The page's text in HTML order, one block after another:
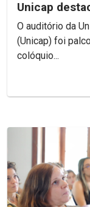
Unicap
Chibata nos...
O auditório da
(Unicap) foi
colóquio...